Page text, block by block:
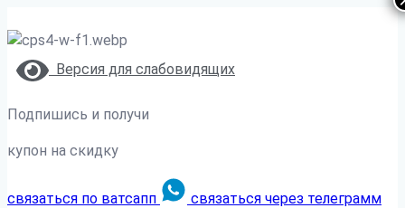
Версия для слабовидящих
Подпишись и получи
купон на скидку
связаться по ватсапп связаться через телеграмм